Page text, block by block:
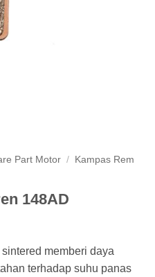
Part Motor / Kampas Rem
148AD
memberi daya
terhadap suhu panas